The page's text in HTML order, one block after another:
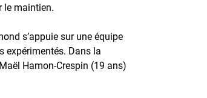
le maintien.
s’appuie sur une équipe
expérimentés. Dans la
Hamon-Crespin (19 ans)